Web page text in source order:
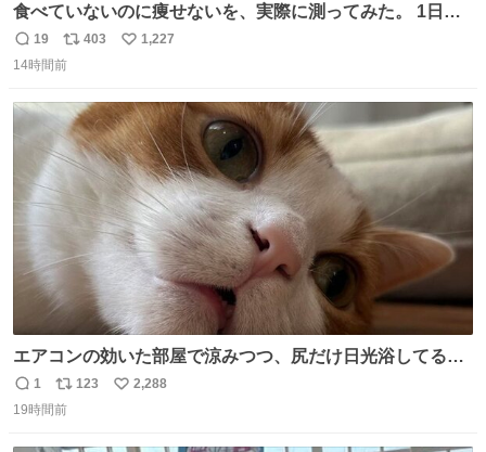
食べていないのに痩せないを、実際に測ってみた。 1日
1200kcal未満と申告しながら減量できない10人を、14日間
調査。 本人の申告は平均1028kcal/日だったが、実際の摂
51％多く見積もっていた。
返
信
19
リ
ポ
ト
数
403
い
数
1,227
14時間前
エアコンの効いた部屋で涼みつつ、尻だけ日光浴してる猫
もはや貴族じゃん！
返
信
1
リ
ポ
123
い
2,288
19時間前